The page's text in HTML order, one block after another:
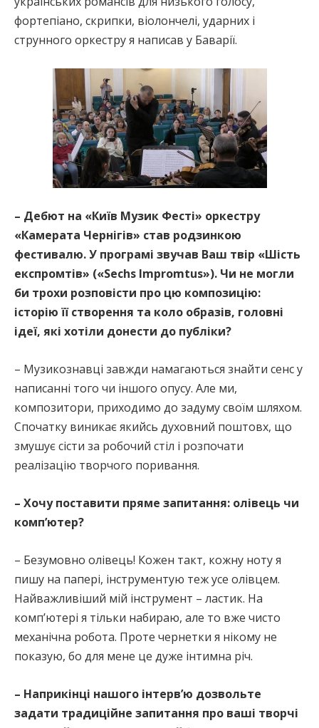
фортепіано, скрипки, віолончелі, ударних і
струнного оркестру я написав у Баварії.
– Дебют на «Київ Музик Фесті» оркестру
«Камерата Чернігів» став родзинкою
фестивалю. У програмі звучав Ваш твір «Шість
експромтів» («Sechs Impromtus»). Чи не могли
би трохи розповісти про цю композицію:
історію її створення та коло образів, головні
ідеї, які хотіли донести до публіки?
– Музикознавці завжди намагаються знайти сенс у
написанні того чи іншого опусу. Але ми,
композитори, приходимо до задуму своїм шляхом.
Спочатку виникає якийсь духовний поштовх, що
змушує сісти за робочий стіл і розпочати
реалізацію творчого поривання.
– Хочу поставити пряме запитання: олівець чи
комп’ютер?
– Безумовно олівець! Кожен такт, кожну ноту я
пишу на папері, інструментую теж усе олівцем.
Найважливіший мій інструмент – ластик. На
комп’ютері я тільки набираю, але то вже чисто
механічна робота. Проте чернетки я нікому не
показую, бо для мене це дуже інтимна річ.
– Наприкінці нашого інтерв’ю дозвольте
задати традиційне запитання про ваші творчі